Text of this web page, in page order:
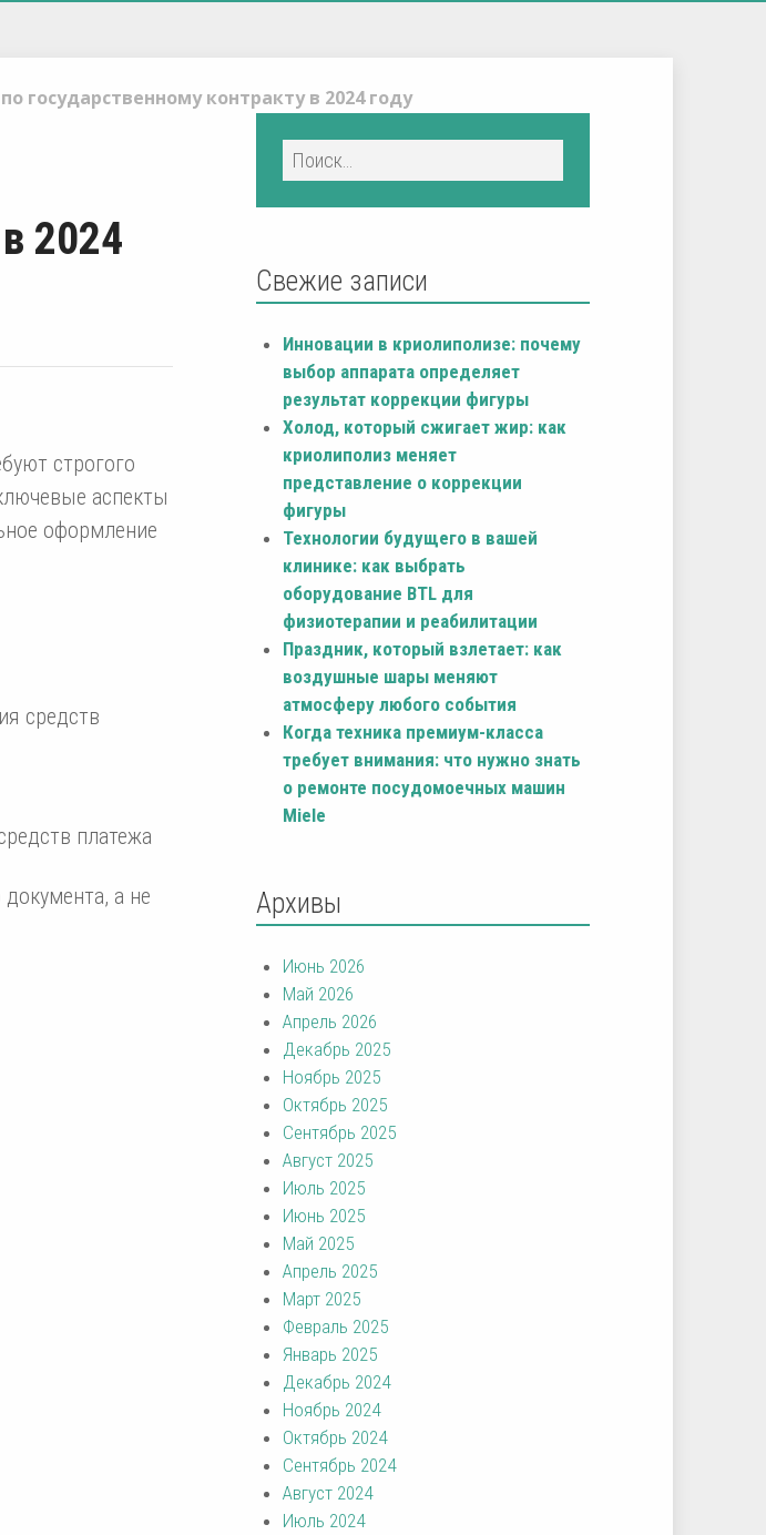
государственному контракту в 2024 году
2024
строгого
аспекты
оформление
средств
платежа
а не
Свежие записи
Инновации в криолиполизе: почему
выбор аппарата определяет
результат коррекции фигуры
Холод, который сжигает жир: как
криолиполиз меняет
представление о коррекции
фигуры
Технологии будущего в вашей
клинике: как выбрать
оборудование BTL для
физиотерапии и реабилитации
Праздник, который взлетает: как
воздушные шары меняют
атмосферу любого события
Когда техника премиум-класса
требует внимания: что нужно знать
о ремонте посудомоечных машин
Miele
Архивы
Июнь 2026
Май 2026
Апрель 2026
Декабрь 2025
Ноябрь 2025
Октябрь 2025
Сентябрь 2025
Август 2025
Июль 2025
Июнь 2025
Май 2025
Апрель 2025
Март 2025
Февраль 2025
Январь 2025
Декабрь 2024
Ноябрь 2024
Октябрь 2024
Сентябрь 2024
Август 2024
Июль 2024